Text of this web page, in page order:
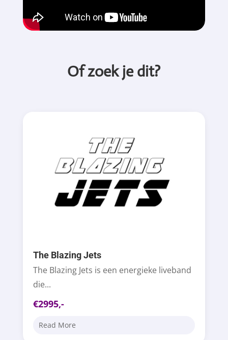
Of zoek je dit?
The Blazing Jets
The Blazing Jets is een energieke liveband
die...
€2995,-
Read More